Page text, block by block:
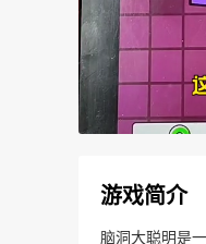
游戏简介
脑洞大聪明是